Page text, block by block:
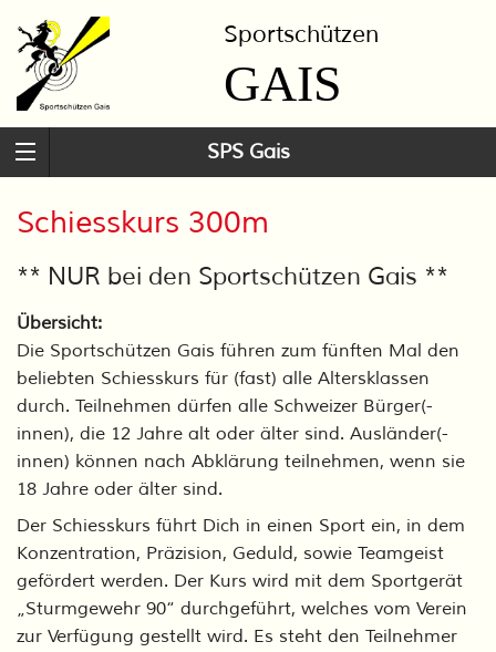
Sportschützen
GAIS
SPS Gais
Schiesskurs 300m
** NUR bei den Sportschützen Gais **
Übersicht:
Die Sportschützen Gais führen zum fünften Mal den
beliebten Schiesskurs für (fast) alle Altersklassen
durch. Teilnehmen dürfen alle Schweizer Bürger(-
innen), die 12 Jahre alt oder älter sind. Ausländer(-
innen) können nach Abklärung teilnehmen, wenn sie
18 Jahre oder älter sind.
Der Schiesskurs führt Dich in einen Sport ein, in dem
Konzentration, Präzision, Geduld, sowie Teamgeist
gefördert werden. Der Kurs wird mit dem Sportgerät
„Sturmgewehr 90“ durchgeführt, welches vom Verein
zur Verfügung gestellt wird. Es steht den Teilnehmer